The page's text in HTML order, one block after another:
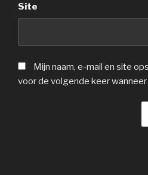
Site
Mijn naam, e-mail en site
voor de volgende keer